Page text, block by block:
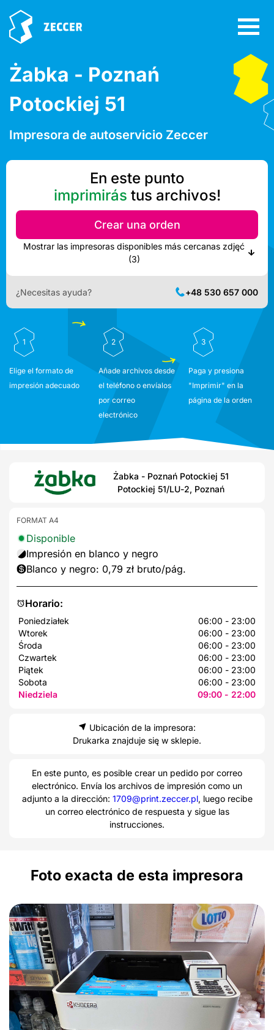
Żabka - Poznań
Potockiej 51
Impresora de autoservicio Zeccer
En este punto
imprimirás tus archivos!
Crear una orden
Mostrar las impresoras disponibles más cercanas zdjęć
(3)
¿Necesitas ayuda? +48 530 657 000
1
Elige el formato de
impresión adecuado
2
Añade archivos desde
el teléfono o envíalos
por correo
electrónico
3
Paga y presiona
"Imprimir" en la
página de la orden
Żabka - Poznań Potockiej 51
Potockiej 51/LU-2, Poznań
Horario:
Poniedziałek
06:00 - 23:00
Wtorek
06:00 - 23:00
Środa
06:00 - 23:00
Czwartek
06:00 - 23:00
Piątek
06:00 - 23:00
Sobota
06:00 - 23:00
Niedziela
09:00 - 22:00
FORMAT A4
Disponible
Impresión en blanco y negro
Blanco y negro: 0,79 zł bruto/pág.
Ubicación de la impresora:
Drukarka znajduje się w sklepie.
En este punto, es posible crear un pedido por correo
electrónico. Envía los archivos de impresión como un
adjunto a la dirección: 1709@print.zeccer.pl, luego recibe
un correo electrónico de respuesta y sigue las
instrucciones.
Foto exacta de esta impresora